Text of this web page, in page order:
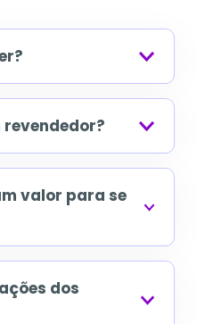
valor para se
dos